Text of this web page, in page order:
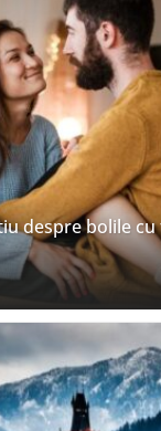
despre bolile